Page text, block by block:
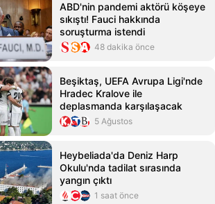
ABD'nin pandemi aktörü köşeye
sıkıştı! Fauci hakkında
soruşturma istendi
48 dakika önce
Beşiktaş, UEFA Avrupa Ligi'nde
Hradec Kralove ile
deplasmanda karşılaşacak
5 Ağustos
Heybeliada'da Deniz Harp
Okulu'nda tadilat sırasında
yangın çıktı
1 saat önce